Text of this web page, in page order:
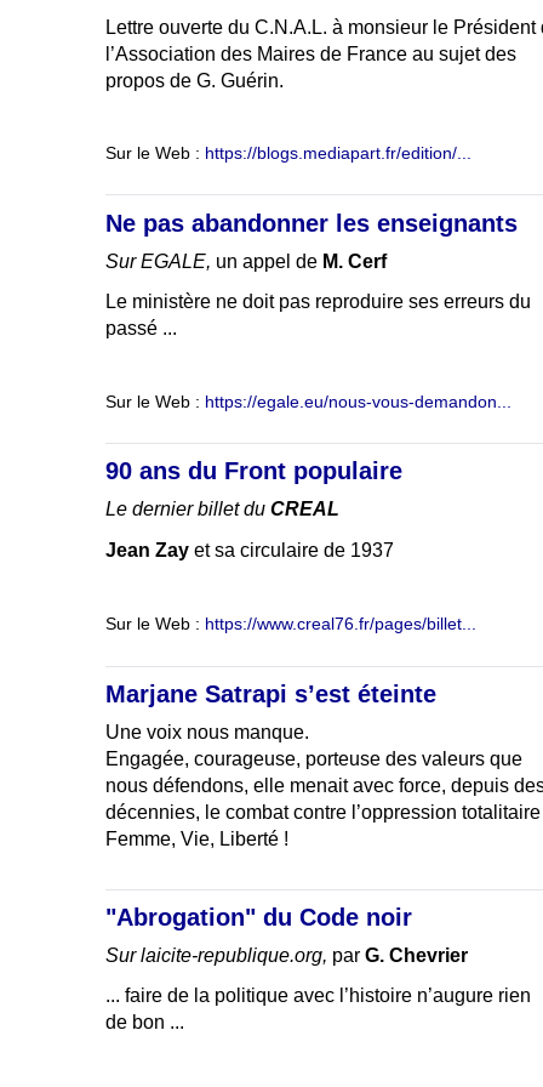
Lettre ouverte du C.N.A.L. à monsieur le Président
l’Association des Maires de France au sujet des
propos de G. Guérin.
Sur le Web : https://blogs.mediapart.fr/edition/...
Ne pas abandonner les enseignants
Sur EGALE, un appel de M. Cerf
Le ministère ne doit pas reproduire ses erreurs du
passé ...
Sur le Web : https://egale.eu/nous-vous-demandon...
90 ans du Front populaire
Le dernier billet du CREAL
Jean Zay et sa circulaire de 1937
Sur le Web : https://www.creal76.fr/pages/billet...
Marjane Satrapi s’est éteinte
Une voix nous manque.
Engagée, courageuse, porteuse des valeurs que
nous défendons, elle menait avec force, depuis
décennies, le combat contre l’oppression totalitaire
Femme, Vie, Liberté !
"Abrogation" du Code noir
Sur laicite-republique.org, par G. Chevrier
... faire de la politique avec l’histoire n’augure rien
de bon ...